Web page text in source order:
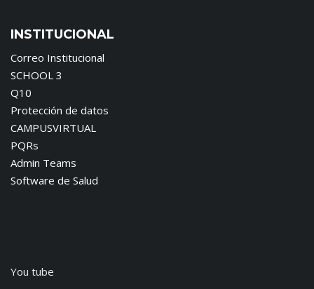
INSTITUCIONAL
Correo Institucional
SCHOOL 3
Q10
Protección de datos
CAMPUSVIRTUAL
PQRs
Admin Teams
Software de Salud
You tube